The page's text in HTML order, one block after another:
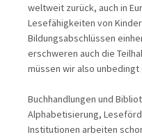
weltweit zurück, auch in
Lesefähigkeiten von
Bildungsabschlüssen
erschweren auch die
müssen wir also
Buchhandlungen und
Alphabetisierung,
Institutionen arbeiten